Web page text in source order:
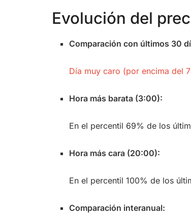
Evolución del
Comparación con últimos 30
Día muy caro (por encima del
Hora más barata (3:00):
En el percentil 69% de los
Hora más cara (20:00):
En el percentil 100% de los
Comparación interanual: